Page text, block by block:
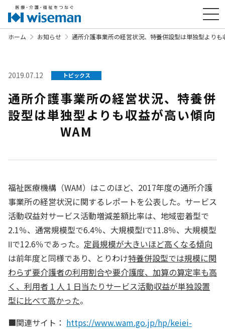
ホーム お知らせ 通所介護事業所の経営状況、特養併設型は単独型
2019.07.12 トピックス
通所介護事業所の経営状況、特養併
設型は単独型よりも収益が高い傾向
WAM
福祉医療機構（WAM）はこのほど、2017年度の通所介護
事業所の経営状況に関するレポートを公表した。サービス
活動収益対サービス活動増減差額比率は、地域密着型で
2.1％、通常規模型で6.4％、大規模型Ⅰで11.8％、大規模型
Ⅱで12.6％であった。 定員規模が大きいほど高くなる傾向
は前年度と同様であり、とりわけ特養併設型では規模に関
わらず要介護者の利用割合や要介護度、加算の算定率も高
く、利用者 1 人 1 日当たりサービス活動収益が単独設置
型に比べて高かった。
■関連サイト： https://www.wam.go.jp/hp/keiei-